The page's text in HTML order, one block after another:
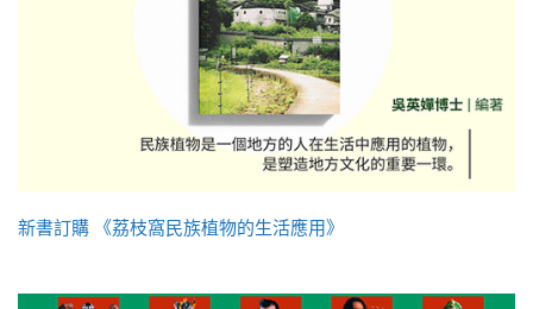
新書訂購 《荔枝窩民族植物的生活應用》